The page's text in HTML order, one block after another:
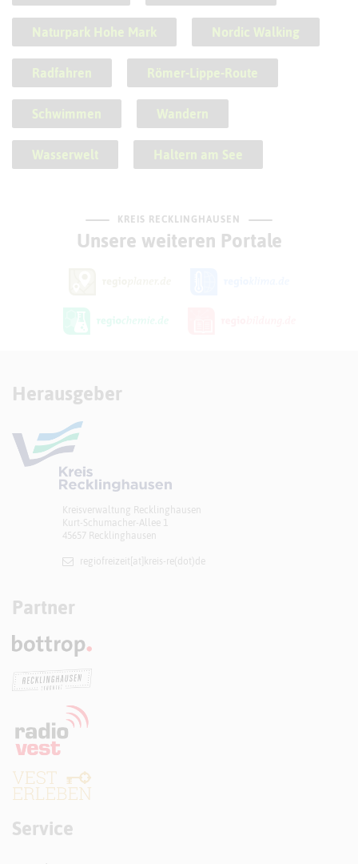
Naturpark Hohe Mark Nordic Walking
Radfahren Römer-Lippe-Route
Schwimmen Wandern
Wasserwelt Haltern am See
KREIS RECKLINGHAUSEN
Unsere weiteren Portale
Herausgeber
Kreisverwaltung Recklinghausen
Kurt-Schumacher-Allee 1
45657 Recklinghausen
regiofreizeit[at]​kreis-re(dot)de
Partner
Service